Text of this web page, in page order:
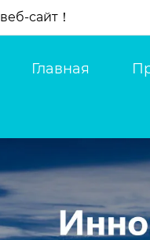
сайт！
Главная